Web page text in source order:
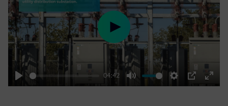
Play
04:42
Mute Settings
PIP
Enter
Play